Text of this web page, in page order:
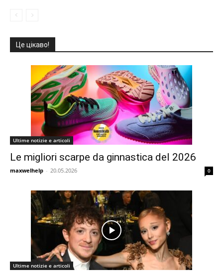
Це цікаво!
Ultime notizie e articoli
Le migliori scarpe da ginnastica del 2026
maxwelhelp - 20.05.2026 0
Ultime notizie e articoli